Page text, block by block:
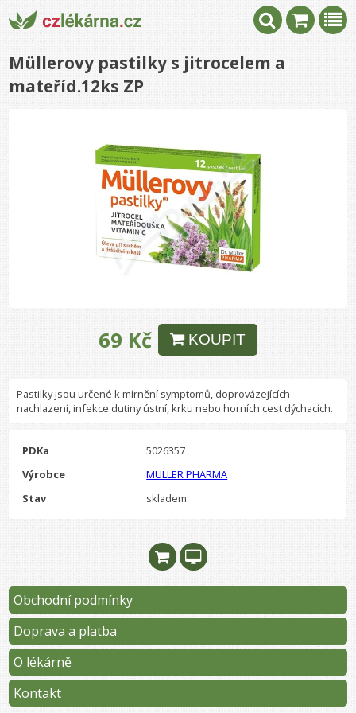
Müllerovy pastilky s jitrocelem a
mateříd.12ks ZP
69 Kč KOUPIT
Pastilky jsou určené k mírnění symptomů, doprovázejících
nachlazení, infekce dutiny ústní, krku nebo horních cest dýchacích.
PDKa
5026357
Výrobce
MULLER PHARMA
Stav
skladem
Obchodní podmínky
Doprava a platba
O lékárně
Kontakt